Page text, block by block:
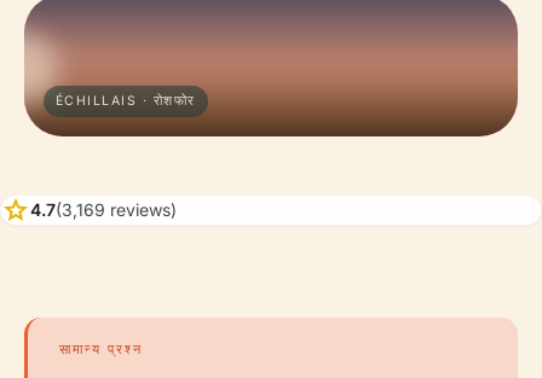
ÉCHILLAIS · रोशफोर
star4.7(3,169 reviews)
सामान्य प्रश्न